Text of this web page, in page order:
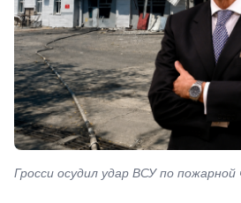
Гросси осудил удар ВСУ по